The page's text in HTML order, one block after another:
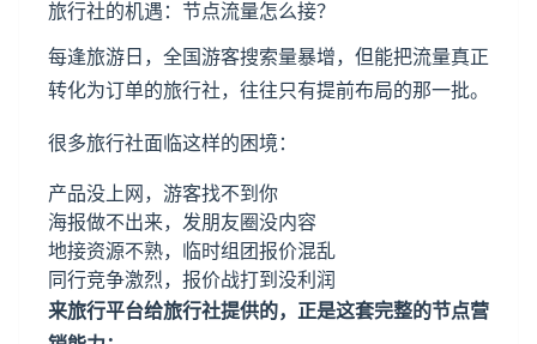
旅行社的机遇：节点流量怎么接？
每逢旅游日，全国游客搜索量暴增，但能把流量真正
转化为订单的旅行社，往往只有提前布局的那一批。
很多旅行社面临这样的困境：
产品没上网，游客找不到你
海报做不出来，发朋友圈没内容
地接资源不熟，临时组团报价混乱
同行竞争激烈，报价战打到没利润
来旅行平台给旅行社提供的，正是这套完整的节点营